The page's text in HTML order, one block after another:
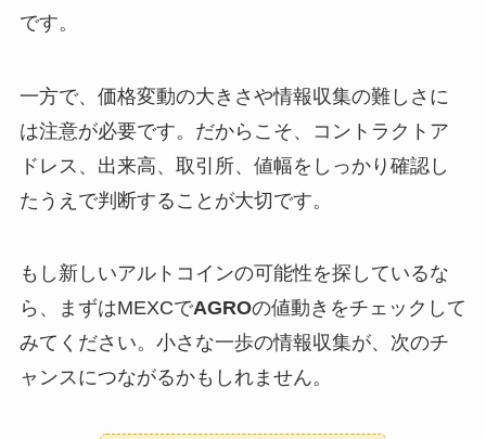
です。
一方で、価格変動の大きさや情報収集の難しさに
は注意が必要です。だからこそ、コントラクトア
ドレス、出来高、取引所、値幅をしっかり確認し
たうえで判断することが大切です。
もし新しいアルトコインの可能性を探しているな
ら、まずはMEXCでAGROの値動きをチェックして
みてください。小さな一歩の情報収集が、次のチ
ャンスにつながるかもしれません。